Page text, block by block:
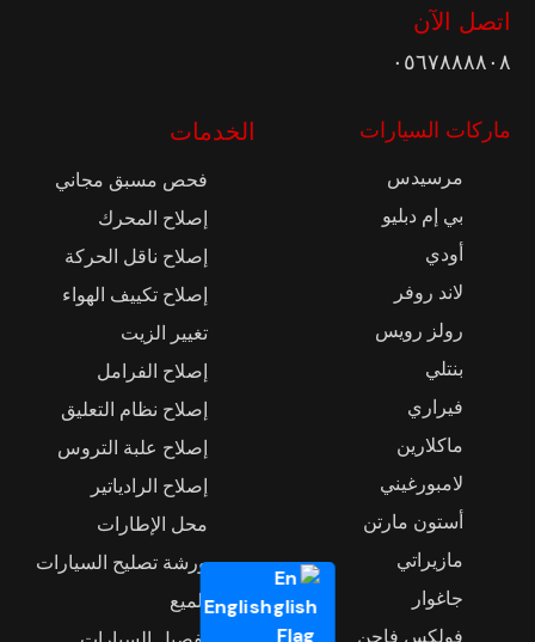
English
اتصل الآن
٠٥٦٧٨٨٨٨٠٨
ماركات السيارات
مرسيدس
بي إم دبليو
أودي
لاند روفر
رولز رويس
بنتلي
فيراري
ماكلارين
لامبورغيني
أستون مارتن
مازيراتي
جاغوار
فولكس فاجن
الخدمات
فحص مسبق مجاني
إصلاح المحرك
إصلاح ناقل الحركة
إصلاح تكييف الهواء
تغيير الزيت
إصلاح الفرامل
إصلاح نظام التعليق
إصلاح علبة التروس
إصلاح الرادياتير
محل الإطارات
ورشة تصليح السيارات
تلميع